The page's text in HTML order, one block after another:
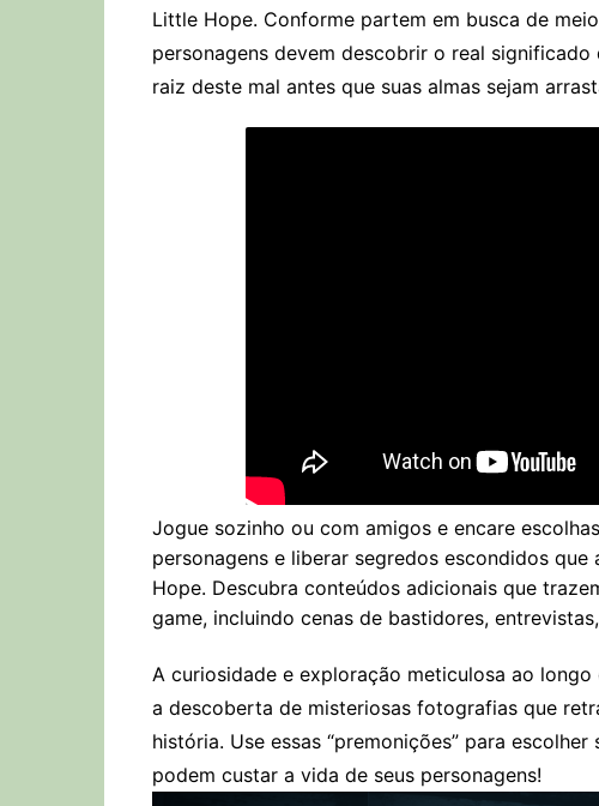
Little Hope. Conforme partem em busca de
personagens devem descobrir o real
raiz deste mal antes que suas almas sejam
Jogue sozinho ou com amigos e encare
personagens e liberar segredos escondidos
Hope. Descubra conteúdos adicionais que
game, incluindo cenas de bastidores,
A curiosidade e exploração meticulosa ao
a descoberta de misteriosas fotografias que
história. Use essas “premonições” para
podem custar a vida de seus personagens!